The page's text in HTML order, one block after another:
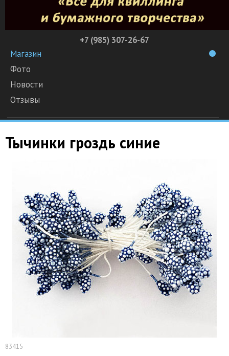
+7 (985) 307-26-67
Магазин
Фото
Новости
Отзывы
Тычинки гроздь синие
83415